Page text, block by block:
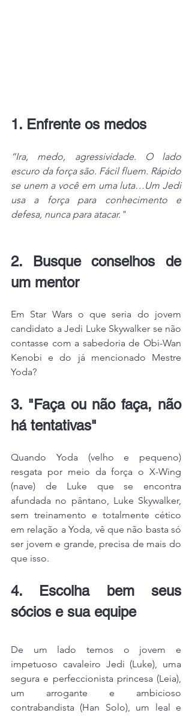
1. Enfrente os medos
“Ira, medo, agressividade. O lado
escuro da força são. Fácil fluem. Rápido
se unem a você em uma luta…Um Jedi
usa a força para conhecimento e
defesa, nunca para atacar."
2. Busque conselhos de
um mentor
Em Star Wars o que seria do jovem
candidato a Jedi Luke Skywalker se não
contasse com a sabedoria de Obi-Wan
Kenobi e do já mencionado Mestre
Yoda?
3. "Faça ou não faça, não
há tentativas"
Quando Yoda (velho e pequeno)
resgata por meio da força o X-Wing
(nave) de Luke que se encontra
afundada no pântano, Luke Skywalker,
sem treinamento e totalmente cético
em relação a Yoda, vê que não basta só
ser jovem e grande, precisa de mais do
que isso.
4. Escolha bem seus
sócios e sua equipe
De um lado temos o jovem e
impetuoso cavaleiro Jedi (Luke), uma
segura e perfeccionista princesa (Leia),
um arrogante e ambicioso
contrabandista (Han Solo), um leal e